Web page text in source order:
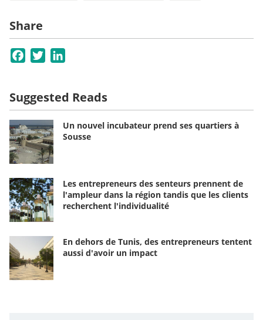
Share
Facebook
Twitter
Suggested Reads
Un nouvel incubateur prend ses quartiers à
Sousse
Les entrepreneurs des senteurs prennent de
l'ampleur dans la région tandis que les clients
recherchent l'individualité
En dehors de Tunis, des entrepreneurs tentent
aussi d'avoir un impact